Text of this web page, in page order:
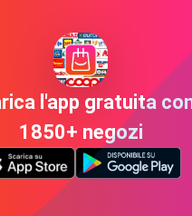
l'app gratuita
1850+ negozi